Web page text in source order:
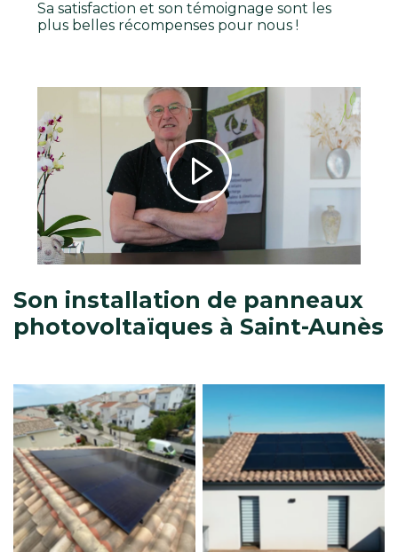
Sa satisfaction et son témoignage sont les
plus belles récompenses pour nous !
Son installation de panneaux
photovoltaïques à Saint-Aunès
Aucune légende Aucune légende